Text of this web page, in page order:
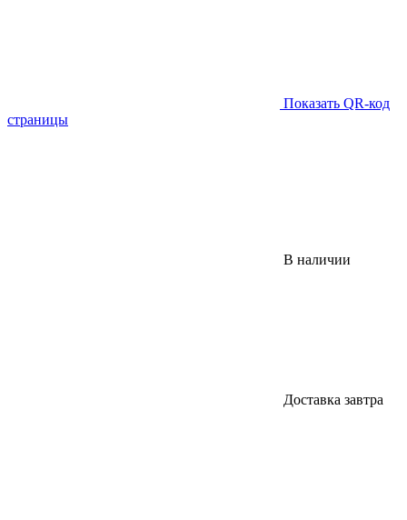
Показать QR-код
страницы
В наличии
Доставка завтра